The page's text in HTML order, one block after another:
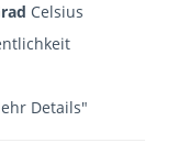
Celsius
Details"